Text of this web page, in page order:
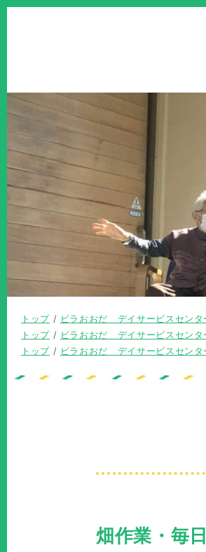
このページの本文へ
現
在
の
置：
トップ/ ビラおおだ デイサービスセンタ
現
在
トップ/ ビラおおだ デイサービスセンタ
現
トップ/ ビラおおだ デイサービスセンタ
畑作業・毎